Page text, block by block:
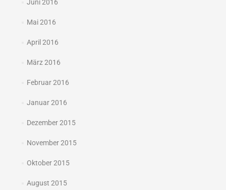
Juni 2016
Mai 2016
April 2016
März 2016
Februar 2016
Januar 2016
Dezember 2015
November 2015
Oktober 2015
August 2015